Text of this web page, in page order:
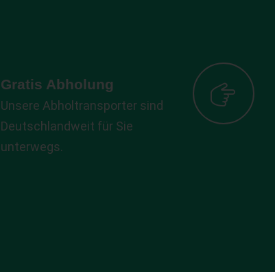
Gratis Abholung
Unsere Abholtransporter sind
Deutschlandweit für Sie
unterwegs.